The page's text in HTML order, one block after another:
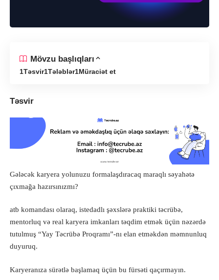
Mövzu başlıqları
Təsvir Tələblər Müraciət et
Təsvir
Gələcək karyera yolunuzu formalaşdıracaq maraqlı səyahətə
çıxmağa hazırsınızmı?
atb komandası olaraq, istedadlı şəxslərə praktiki təcrübə,
mentorluq və real karyera imkanları təqdim etmək üçün nəzərdə
tutulmuş “Yay Təcrübə Proqramı”-nı elan etməkdən məmnunluq
duyuruq.
Karyeranıza sürətlə başlamaq üçün bu fürsəti qaçırmayın.